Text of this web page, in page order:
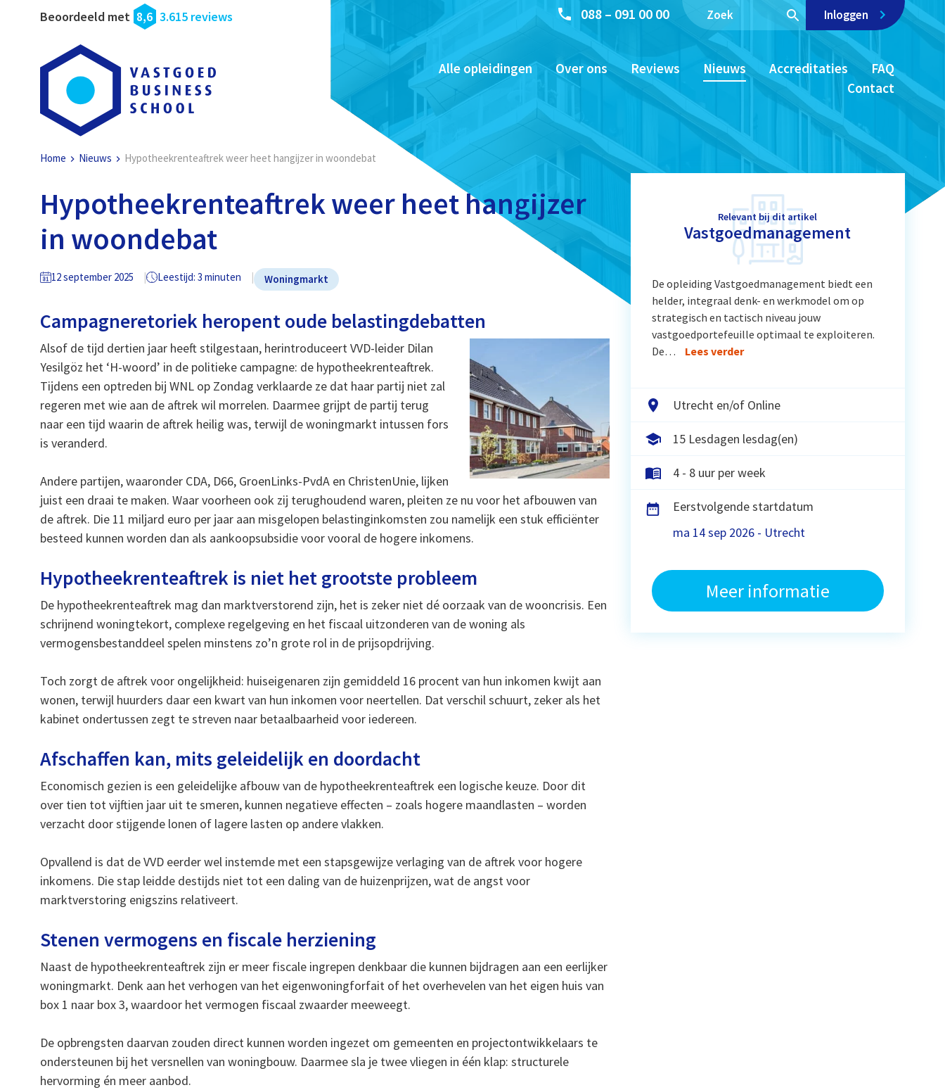
Beoordeeld met 8,6 3.615 reviews 088 – 091 00 00 Inloggen
Alle opleidingen Over ons Reviews Nieuws Accreditaties
FAQ
Contact
Home Nieuws Hypotheekrenteaftrek weer heet hangijzer in woondebat
Hypotheekrenteaftrek weer heet hangijzer
in woondebat
12 september 2025 Leestijd: 3 minuten Woningmarkt
Campagneretoriek heropent oude belastingdebatten
Alsof de tijd dertien jaar heeft stilgestaan, herintroduceert VVD-leider Dilan
Yesilgöz het ‘H-woord’ in de politieke campagne: de hypotheekrenteaftrek.
Tijdens een optreden bij WNL op Zondag verklaarde ze dat haar partij niet zal
regeren met wie aan de aftrek wil morrelen. Daarmee grijpt de partij terug
naar een tijd waarin de aftrek heilig was, terwijl de woningmarkt intussen fors
is veranderd.
Andere partijen, waaronder CDA, D66, GroenLinks-PvdA en ChristenUnie, lijken
juist een draai te maken. Waar voorheen ook zij terughoudend waren, pleiten ze nu voor het afbouwen van
de aftrek. Die 11 miljard euro per jaar aan misgelopen belastinginkomsten zou namelijk een stuk efficiënter
besteed kunnen worden dan als aankoopsubsidie voor vooral de hogere inkomens.
Hypotheekrenteaftrek is niet het grootste probleem
De hypotheekrenteaftrek mag dan marktverstorend zijn, het is zeker niet dé oorzaak van de wooncrisis. Een
schrijnend woningtekort, complexe regelgeving en het fiscaal uitzonderen van de woning als
vermogensbestanddeel spelen minstens zo’n grote rol in de prijsopdrijving.
Toch zorgt de aftrek voor ongelijkheid: huiseigenaren zijn gemiddeld 16 procent van hun inkomen kwijt aan
wonen, terwijl huurders daar een kwart van hun inkomen voor neertellen. Dat verschil schuurt, zeker als het
kabinet ondertussen zegt te streven naar betaalbaarheid voor iedereen.
Afschaffen kan, mits geleidelijk en doordacht
Economisch gezien is een geleidelijke afbouw van de hypotheekrenteaftrek een logische keuze. Door dit
over tien tot vijftien jaar uit te smeren, kunnen negatieve effecten – zoals hogere maandlasten – worden
verzacht door stijgende lonen of lagere lasten op andere vlakken.
Opvallend is dat de VVD eerder wel instemde met een stapsgewijze verlaging van de aftrek voor hogere
inkomens. Die stap leidde destijds niet tot een daling van de huizenprijzen, wat de angst voor
marktverstoring enigszins relativeert.
Stenen vermogens en fiscale herziening
Naast de hypotheekrenteaftrek zijn er meer fiscale ingrepen denkbaar die kunnen bijdragen aan een eerlijker
woningmarkt. Denk aan het verhogen van het eigenwoningforfait of het overhevelen van het eigen huis van
box 1 naar box 3, waardoor het vermogen fiscaal zwaarder meeweegt.
De opbrengsten daarvan zouden direct kunnen worden ingezet om gemeenten en projectontwikkelaars te
ondersteunen bij het versnellen van woningbouw. Daarmee sla je twee vliegen in één klap: structurele
hervorming én meer aanbod.
Relevant bij dit artikel
Vastgoedmanagement
De opleiding Vastgoedmanagement biedt een
helder, integraal denk- en werkmodel om op
strategisch en tactisch niveau jouw
vastgoedportefeuille optimaal te exploiteren.
De…
Lees verder
Utrecht en/of Online
15 Lesdagen lesdag(en)
4 - 8 uur per week
Eerstvolgende startdatum
ma 14 sep 2026 - Utrecht
Meer informatie